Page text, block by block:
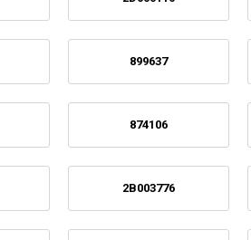
899637
874106
2B003776